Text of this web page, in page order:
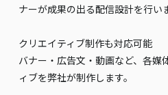
ナーが成果の出る配信設計を行い
クリエイティブ制作も対応可能
バナー・広告文・動画など、各媒
ィブを弊社が制作します。